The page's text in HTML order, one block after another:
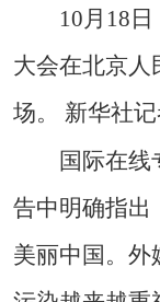
10月18日
大会在北京人
场。 新华社
国际在线专
告中明确指出
美丽中国。外